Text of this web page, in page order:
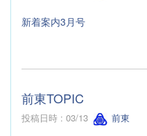
新着案内3月号
前東TOPIC
投稿日時 : 03/13 前東